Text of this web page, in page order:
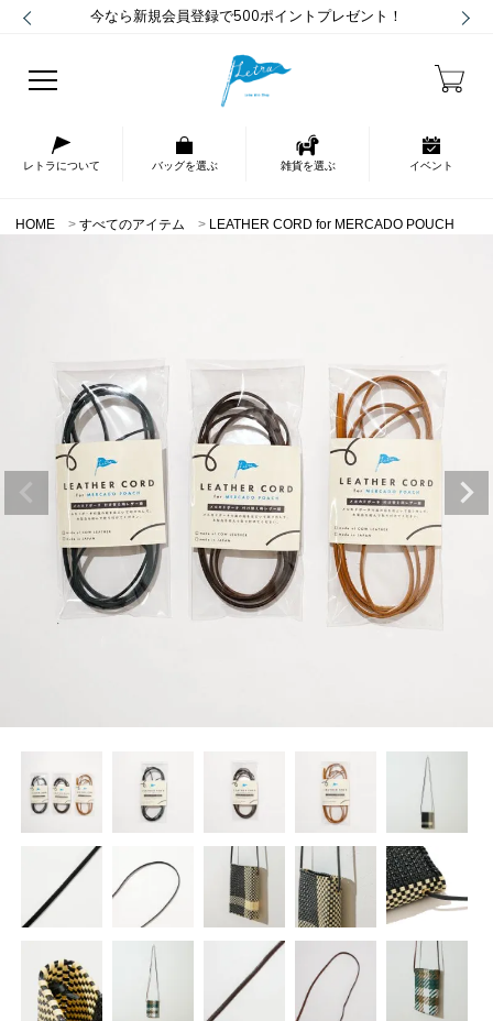
今なら新規会員登録で500ポイントプレゼント！
レトラについて バッグを選ぶ 雑貨を選ぶ イベント
HOME すべてのアイテム LEATHER CORD for MERCADO POUCH